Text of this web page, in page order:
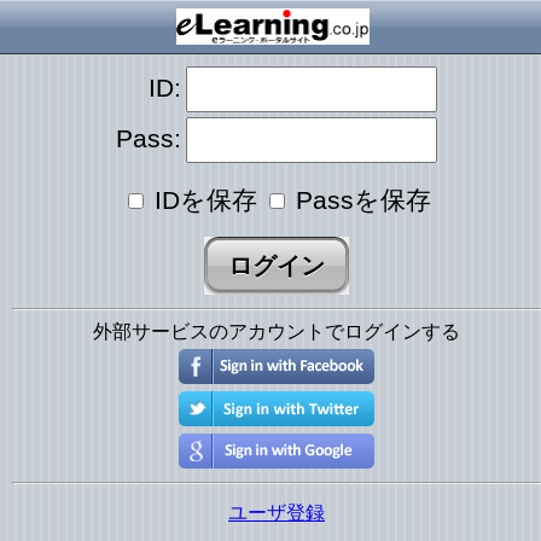
ID:
Pass:
IDを保存 Passを保存
外部サービスのアカウントでログインする
ユーザ登録